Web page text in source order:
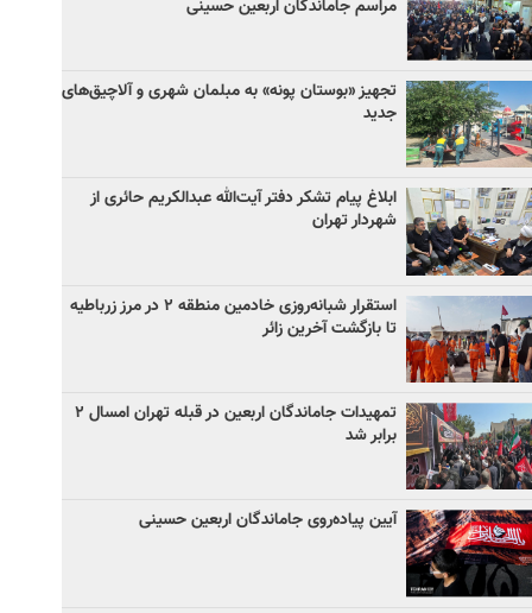
مراسم جاماندگان اربعین حسینی
تجهیز «بوستان پونه» به مبلمان شهری و آلاچیق‌های
جدید
ابلاغ پیام تشکر دفتر آیت‌الله عبدالکریم حائری از
شهردار تهران
استقرار شبانه‌روزی خادمین منطقه ۲ در مرز زرباطیه
تا بازگشت آخرین زائر
تمهیدات جاماندگان اربعین در قبله تهران امسال ۲
برابر شد
آیین پیاده‌روی جاماندگان اربعین حسینی